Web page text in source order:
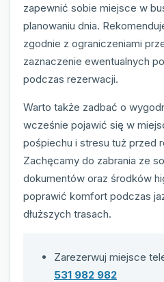
zapewnić sobie miejsce w
planowaniu dnia.
zgodnie z ograniczeniami
zaznaczenie ewentualnych
podczas rezerwacji.
Warto także zadbać o
wcześnie pojawić się w
pośpiechu i stresu tuż przed
Zachęcamy do zabrania ze
dokumentów oraz środków
poprawić komfort podczas
dłuższych trasach.
Zarezerwuj miejsce
531 982 982